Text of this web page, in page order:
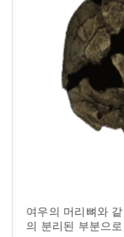
여우의 머리뼈와
의 분리된 부분으